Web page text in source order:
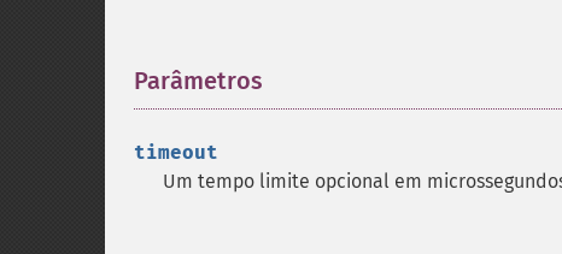
Parâmetros
timeout
Um tempo limite opcional em